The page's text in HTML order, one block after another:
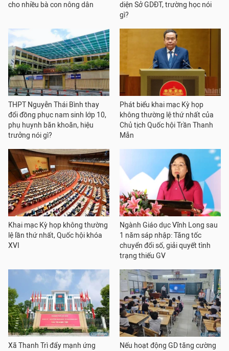
cho nhiều bà con nông dân
diện Sở GDĐT, trường học nói
gì?
THPT Nguyễn Thái Bình thay
đổi đồng phục nam sinh lớp 10,
phụ huynh băn khoăn, hiệu
trưởng nói gì?
Phát biểu khai mạc Kỳ họp
không thường lệ thứ nhất của
Chủ tịch Quốc hội Trần Thanh
Mẫn
Khai mạc Kỳ họp không thường
lệ lần thứ nhất, Quốc hội khóa
XVI
Ngành Giáo dục Vĩnh Long sau
1 năm sáp nhập: Tăng tốc
chuyển đổi số, giải quyết tình
trạng thiếu GV
Xã Thanh Trì đẩy mạnh ứng
Nếu hoạt động GD tăng cường